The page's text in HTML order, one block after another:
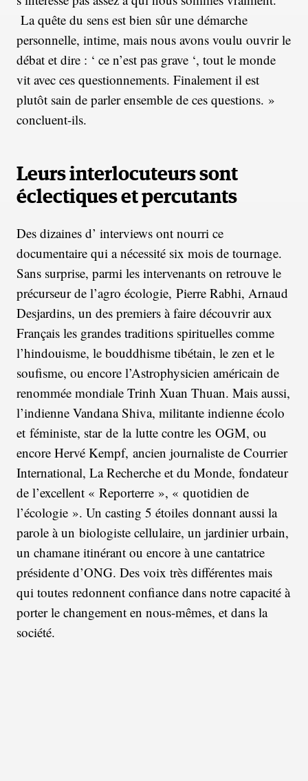
La quête du sens est bien sûr une démarche
personnelle, intime, mais nous avons voulu ouvrir le
débat et dire : ‘ ce n’est pas grave ‘, tout le monde
vit avec ces questionnements. Finalement il est
plutôt sain de parler ensemble de ces questions. »
concluent-ils.
Leurs interlocuteurs sont
éclectiques et percutants
Des dizaines d’ interviews ont nourri ce
documentaire qui a nécessité six mois de tournage.
Sans surprise, parmi les intervenants on retrouve le
précurseur de l’agro écologie, Pierre Rabhi, Arnaud
Desjardins, un des premiers à faire découvrir aux
Français les grandes traditions spirituelles comme
l’hindouisme, le bouddhisme tibétain, le zen et le
soufisme, ou encore l’Astrophysicien américain de
renommée mondiale Trinh Xuan Thuan. Mais aussi,
l’indienne Vandana Shiva, militante indienne écolo
et féministe, star de la lutte contre les OGM, ou
encore Hervé Kempf, ancien journaliste de Courrier
International, La Recherche et du Monde, fondateur
de l’excellent « Reporterre », « quotidien de
l’écologie ». Un casting 5 étoiles donnant aussi la
parole à un biologiste cellulaire, un jardinier urbain,
un chamane itinérant ou encore à une cantatrice
présidente d’ONG. Des voix très différentes mais
qui toutes redonnent confiance dans notre capacité à
porter le changement en nous-mêmes, et dans la
société.